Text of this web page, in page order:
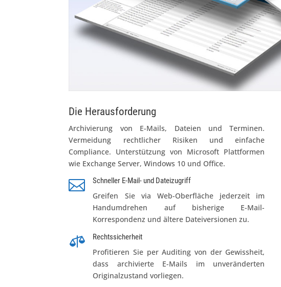
Die Herausforderung
Archivierung von E-Mails, Dateien und Terminen.
Vermeidung rechtlicher Risiken und einfache
Compliance. Unterstützung von Microsoft Plattformen
wie Exchange Server, Windows 10 und Office.
 Schneller E-Mail- und Dateizugriff
Greifen Sie via Web-Oberfläche jederzeit im
Handumdrehen auf bisherige E-Mail-
Korrespondenz und ältere Dateiversionen zu.
 Rechtssicherheit
Profitieren Sie per Auditing von der Gewissheit,
dass archivierte E-Mails im unveränderten
Originalzustand vorliegen.